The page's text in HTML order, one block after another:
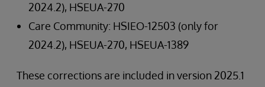
2024.2), HSEUA-270
Care Community: HSIEO-12503 (only for
2024.2), HSEUA-270, HSEUA-1389
These corrections are included in version 2025.1